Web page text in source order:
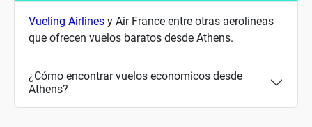
Vueling Airlines y Air France entre otras aerolíneas
que ofrecen vuelos baratos desde Athens.
¿Cómo encontrar vuelos economicos desde
Athens?